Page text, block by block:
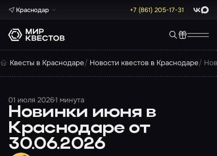
Краснодар +7 (861) 205-17-31 Max
Квесты в Краснодаре Новости квестов в Краснодаре
01 июля 20261 минута
Новинки июня в
Краснодаре от
30.06.2026